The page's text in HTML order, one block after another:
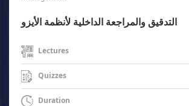
التدقيق والمراجعة الداخلية لأنظمة الأيزو
Lectures
Quizzes
Duration